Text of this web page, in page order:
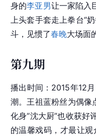
身的李亚男让一家陷入
上头套手套走上拳台“
斗，见惯了春晚大场面
第九期
播出时间：2015年12
潮。王祖蓝粉丝为偶像
化身“沈大厨”也收获好
的温馨戏码，才最让